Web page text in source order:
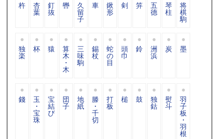
杵 杏
葉
釘
抜
轡 久
留
子
車 鍬
形
剣 笄 五
德
琴
柱
将
棋
駒
独
楽
杯 猿 算
木
・
木
三
味
駒
錫
杖
蛇
の
目
頭
巾
鈴 洲
浜
炭 墨
錢 玉
・
宝
珠
宝
結
び
団
子
地
紙
滕
・
千
切
打
板
槌 鼓 独
鈷
熨
斗
羽
子
板
・
羽
根